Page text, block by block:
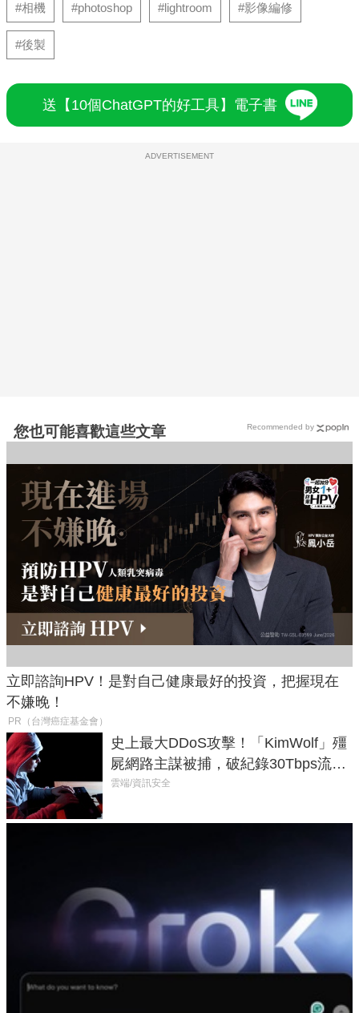
#相機 #photoshop #lightroom #影像編修
#後製
送【10個ChatGPT的好工具】電子書
ADVERTISEMENT
您也可能喜歡這些文章
立即諮詢HPV！是對自己健康最好的投資，把握現在
不嫌晚！
PR（台灣癌症基金會）
史上最大DDoS攻擊！「KimWolf」殭
屍網路主謀被捕，破紀錄30Tbps流量
癱瘓全球！
雲端/資訊安全
Recommended by